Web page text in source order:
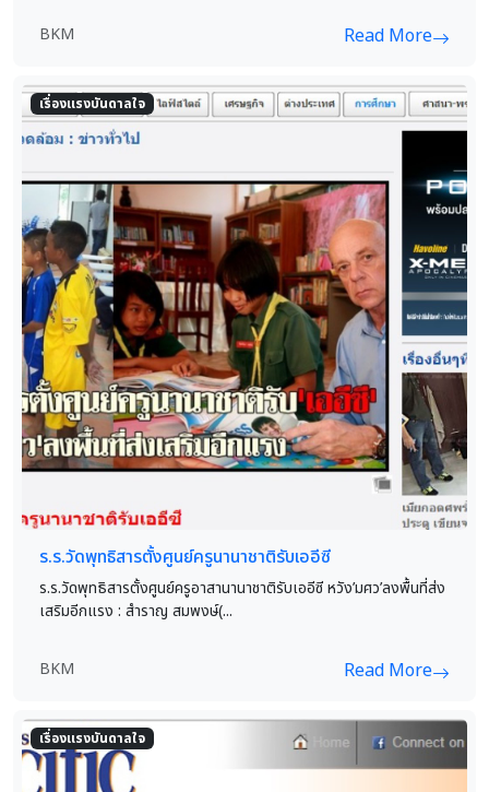
BKM Read More
เรื่องแรงบันดาลใจ
ร.ร.วัดพุทธิสารตั้งศูนย์ครูนานาชาติรับเออีซี
ร.ร.วัดพุทธิสารตั้งศูนย์ครูอาสานานาชาติรับเออีซี หวัง’มศว’ลงพื้นที่ส่ง
เสริมอีกแรง : สำราญ สมพงษ์(...
BKM Read More
เรื่องแรงบันดาลใจ